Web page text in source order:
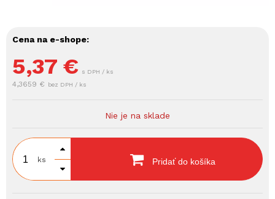
Cena na e-shope:
5,37 € s DPH / ks
4,3659 € bez DPH / ks
Nie je na sklade
ks Pridať do košíka